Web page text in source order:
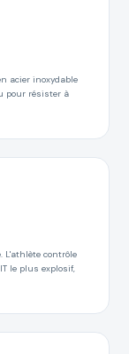
acier inoxydable
pour résister à
L'athlète contrôle
le plus explosif,